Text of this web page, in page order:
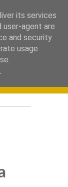
. its services
user-agent are
and security
usage